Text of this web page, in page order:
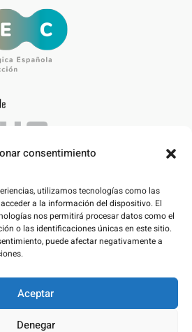
consentimiento
utilizamos tecnologías como las
a la información del dispositivo. El
nos permitirá procesar datos como el
o las identificaciones únicas en este sitio.
puede afectar negativamente a
Aceptar
Denegar
Política de privacitat
de Cookies